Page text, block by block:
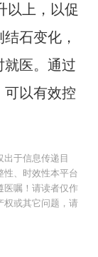
以上，以促
石变化，
就医。通过
可以有效控
于信息传递目
性、时效性本平台
医嘱！请读者仅作
权或其它问题，请